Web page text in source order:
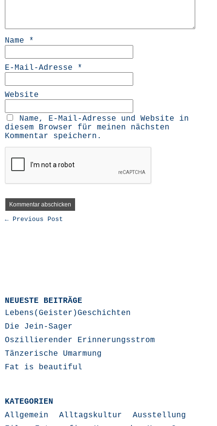
Name *
E-Mail-Adresse *
Website
Name, E-Mail-Adresse und Website in
diesem Browser für meinen nächsten
Kommentar speichern.
← Previous Post
NEUESTE BEITRÄGE
Lebens(Geister)Geschichten
Die Jein-Sager
Oszillierender Erinnerungsstrom
Tänzerische Umarmung
Fat is beautiful
KATEGORIEN
Allgemein
Alltagskultur
Ausstellung